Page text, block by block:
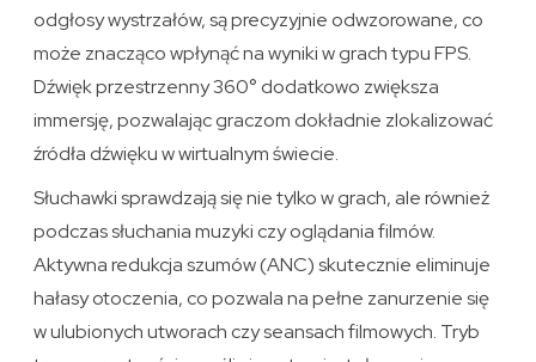
odgłosy wystrzałów, są precyzyjnie odwzorowane, co
może znacząco wpłynąć na wyniki w grach typu FPS.
Dźwięk przestrzenny 360° dodatkowo zwiększa
immersję, pozwalając graczom dokładnie zlokalizować
źródła dźwięku w wirtualnym świecie.
Słuchawki sprawdzają się nie tylko w grach, ale również
podczas słuchania muzyki czy oglądania filmów.
Aktywna redukcja szumów (ANC) skutecznie eliminuje
hałasy otoczenia, co pozwala na pełne zanurzenie się
w ulubionych utworach czy seansach filmowych. Tryb